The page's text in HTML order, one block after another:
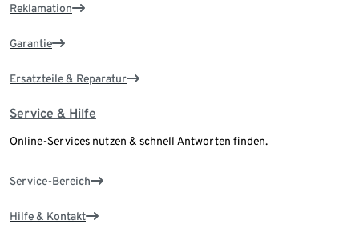
Reklamation
Garantie
Ersatzteile & Reparatur
Service & Hilfe
Online-Services nutzen & schnell Antworten finden.
Service-Bereich
Hilfe & Kontakt